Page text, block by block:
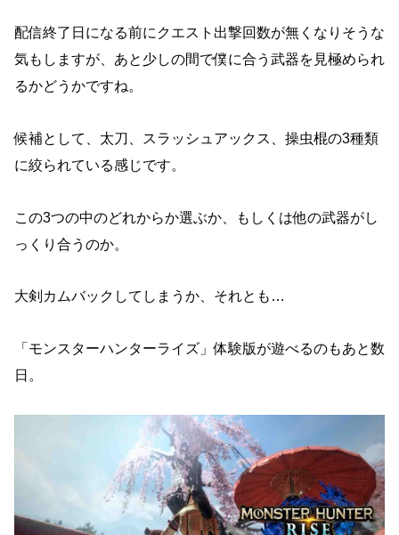
配信終了日になる前にクエスト出撃回数が無くなりそうな
気もしますが、あと少しの間で僕に合う武器を見極められ
るかどうかですね。
候補として、太刀、スラッシュアックス、操虫棍の3種類
に絞られている感じです。
この3つの中のどれからか選ぶか、もしくは他の武器がし
っくり合うのか。
大剣カムバックしてしまうか、それとも…
「モンスターハンターライズ」体験版が遊べるのもあと数
日。